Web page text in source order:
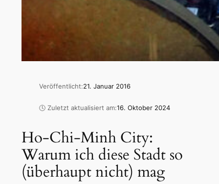
Veröffentlicht:21. Januar 2016
🕓 Zuletzt aktualisiert am:16. Oktober 2024
Ho-Chi-Minh City:
Warum ich diese Stadt so
(überhaupt nicht) mag